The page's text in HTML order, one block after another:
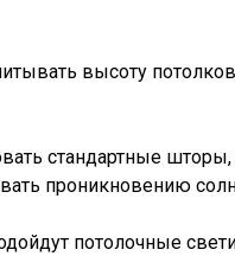
высоту
стандартные
проникновению
потолочные